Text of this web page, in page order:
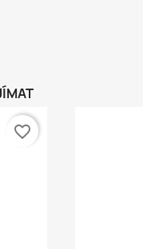
favorite_border